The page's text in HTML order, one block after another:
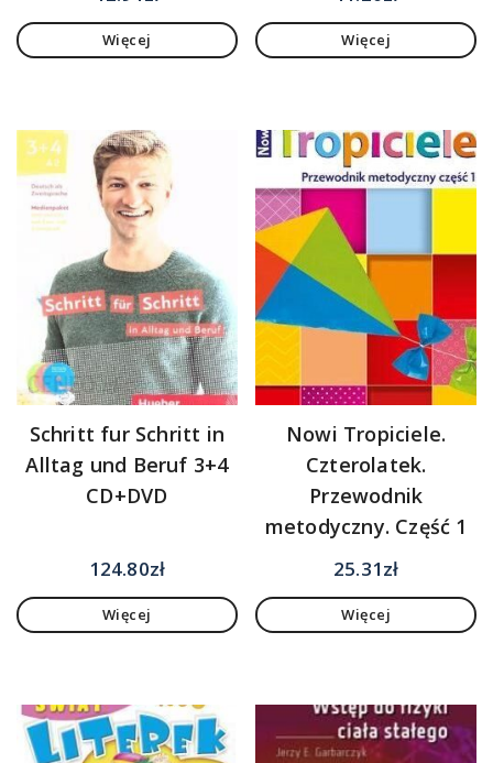
Więcej Więcej
Schritt fur Schritt in
Alltag und Beruf 3+4
CD+DVD
124.80zł
Więcej
Nowi Tropiciele.
Czterolatek.
Przewodnik
metodyczny. Część 1
25.31zł
Więcej